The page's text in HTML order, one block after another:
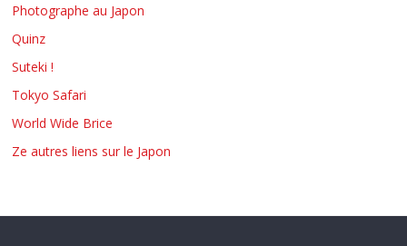
Photographe au Japon
Quinz
Suteki !
Tokyo Safari
World Wide Brice
Ze autres liens sur le Japon